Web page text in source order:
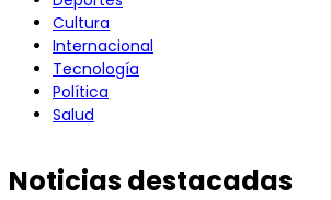
Cultura
Internacional
Tecnología
Política
Salud
Noticias destacadas